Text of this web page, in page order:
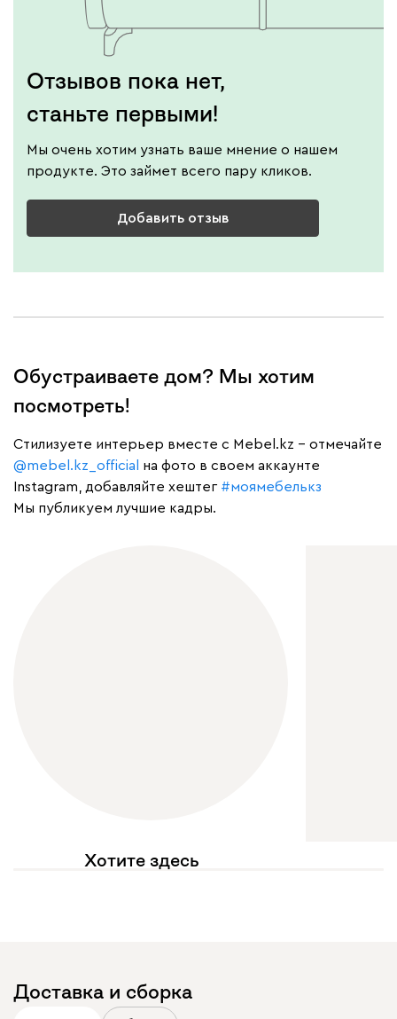
Отзывов пока нет,
станьте первыми!
Мы очень хотим узнать ваше мнение о нашем
продукте. Это займет всего пару кликов.
Добавить отзыв
Обустраиваете дом? Мы хотим
посмотреть!
Cтилизуете интерьер вместе с Mebel.kz – отмечайте
@mebel.kz_official
на фото в своем аккаунте
Instagram, добавляйте хештег #моямебелькз
Мы публикуем лучшие кадры.
Хотите здесь
Доставка и сборка